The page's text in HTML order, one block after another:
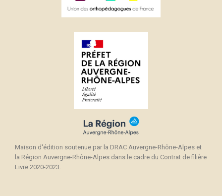
Maison d'édition soutenue par la DRAC Auvergne-Rhône-Alpes et
la Région Auvergne-Rhône-Alpes dans le cadre du Contrat de filière
Livre 2020-2023.